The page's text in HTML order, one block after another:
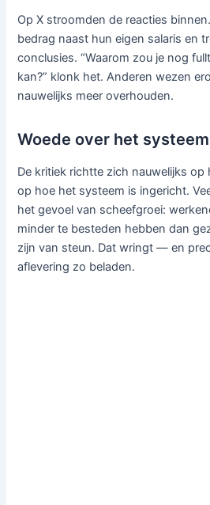
Op X stroomden de reacties
bedrag naast hun eigen salaris en
conclusies. “Waarom zou je nog
kan?” klonk het. Anderen wezen
nauwelijks meer overhouden.
Woede over het systeem
De kritiek richtte zich nauwelijks op
op hoe het systeem is ingericht.
het gevoel van scheefgroei:
minder te besteden hebben dan
zijn van steun. Dat wringt — en
aflevering zo beladen.